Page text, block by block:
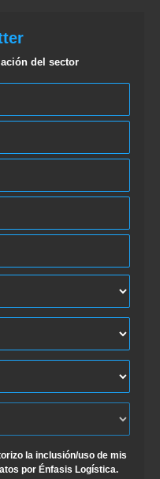
del sector
la inclusión/uso de mis
por Énfasis Logística.